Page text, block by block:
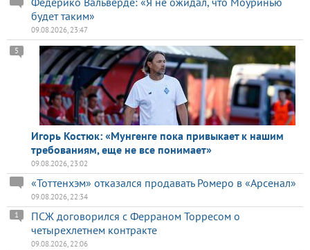
будет таким»
09.08.2026, 23:47
Игорь Костюк: «Мунгенге пока привыкает к нашим
требованиям, еще не все понимает»
5
09.08.2026, 23:02
«Тоттенхэм» отказался продавать Ромеро в «Арсенал»
09.08.2026, 22:34
ПСЖ договорился с Ферраном Торресом о
четырехлетнем контракте
1
09.08.2026, 22:06